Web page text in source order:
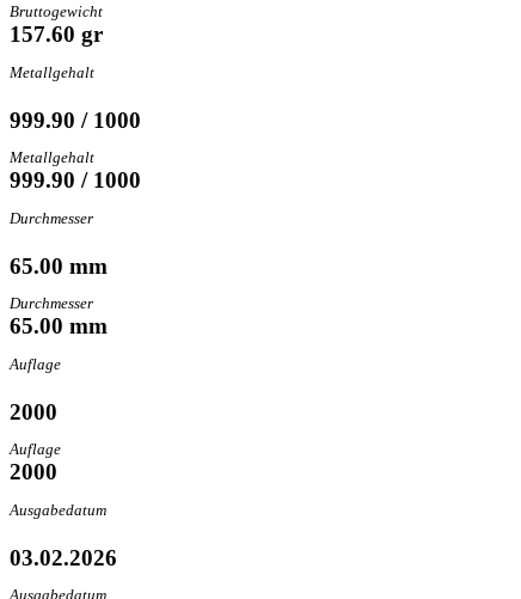
Bruttogewicht
157.60 gr
Metallgehalt
999.90 / 1000
Metallgehalt
999.90 / 1000
Durchmesser
65.00 mm
Durchmesser
65.00 mm
Auflage
2000
Auflage
2000
Ausgabedatum
03.02.2026
Ausgabedatum